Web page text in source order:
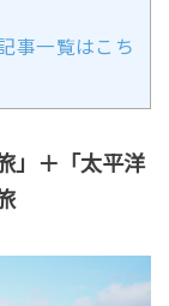
事一覧はこち
」＋「太平洋